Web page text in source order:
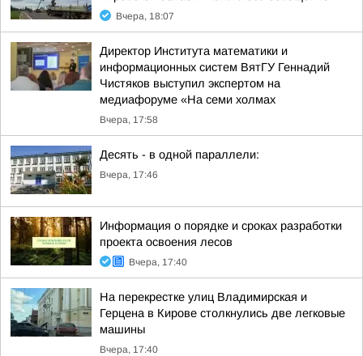
Вчера, 18:07
Директор Института математики и
информационных систем ВятГУ Геннадий
Чистяков выступил экспертом на
медиафоруме «На семи холмах
Вчера, 17:58
Десять - в одной параллели:
Вчера, 17:46
Информация о порядке и сроках разработки
проекта освоения лесов
Вчера, 17:40
На перекрестке улиц Владимирская и
Герцена в Кирове столкнулись две легковые
машины
Вчера, 17:40